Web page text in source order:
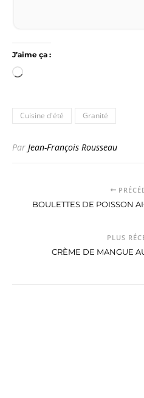
J’aime ça :
Chargement…
Cuisine d'été Granité
Par Jean-François Rousseau
BOULETTES DE POISSON
PLUS
CRÈME DE MANGUE